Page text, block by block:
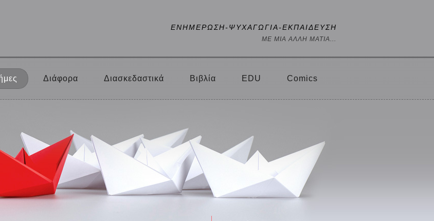
ΕΝΗΜΕΡΩΣΗ-ΨΥΧΑΓΩΓΙΑ-ΕΚΠΑΙΔΕΥΣΗ
ΜΕ ΜΙΑ ΑΛΛΗ ΜΑΤΙΑ...
Διάφορα Διασκεδαστικά Βιβλία EDU Comics